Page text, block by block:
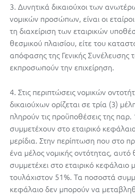
3. Δυνητικά δικαιούχοι των
νομικών προσώπων, είναι οι
τη διαχείριση των εταιρικών
θεσμικού πλαισίου, είτε του
απόφασης της Γενικής Συνέλευσης
εκπροσωπούν την επιχείρηση.
4. Στις περιπτώσεις νομικών
δικαιούχων ορίζεται σε τρία (3)
πληρούν τις προϋποθέσεις της παρ.
συμμετέχουν στο εταιρικό
μερίδια. Στην περίπτωση που στο
ένα μέλος νομικής οντότητας, αυτό
συμμετέχει στο εταιρικό κεφάλαιο
τουλάχιστον 51%. Τα ποσοστά
κεφάλαιο δεν μπορούν να